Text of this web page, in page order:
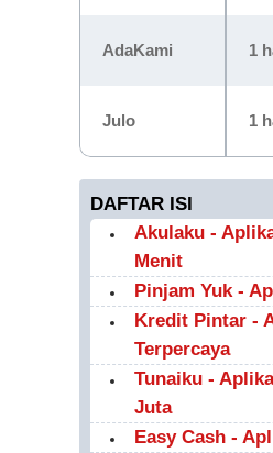
AdaKami 1
Julo 1
DAFTAR ISI
Akulaku -
Menit
Pinjam Yuk -
Kredit Pintar -
Terpercaya
Tunaiku -
Juta
Easy Cash -